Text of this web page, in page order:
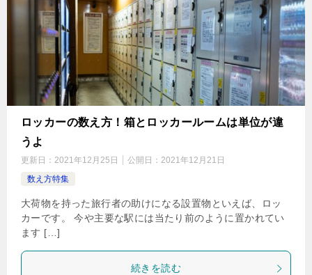
ロッカーの数え方！箱とロッカールームは単位が違
うよ
更新日： 2021年12月25日 公開日： 2021年12月21日
数え方特集
大荷物を持った旅行者の助けになる設置物といえば、ロッ
カーです。 今や主要な駅には当たり前のように置かれてい
ます […]
続きを読む